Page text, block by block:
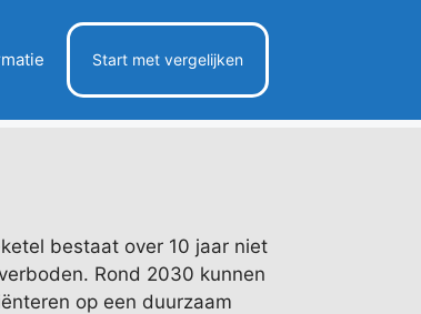
Start met vergelijken
bestaat over 10 jaar niet
Rond 2030 kunnen
op een duurzaam